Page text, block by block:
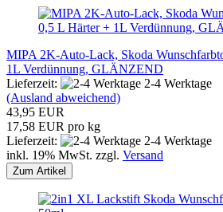
MIPA 2K-Auto-Lack, Skoda
1L Verdünnung, GLÄNZEND
Lieferzeit:
2-4 Werktage
(Ausland abweichend)
43,95 EUR
17,58 EUR pro kg
Lieferzeit:
2-4 Werktage
inkl. 19% MwSt. zzgl. Versand
Zum Artikel